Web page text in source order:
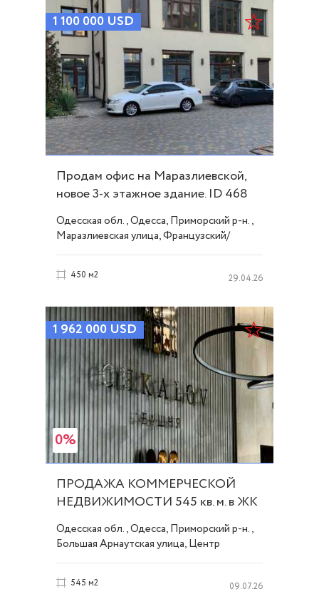
1 100 000 USD
Продам офис на Маразлиевской,
новое 3-х этажное здание. ID 468
Одесская обл., Одесса, Приморский р-н.,
Маразлиевская улица, Французский/
450 м2 29.04.26
1 962 000 USD
0%
ПРОДАЖА КОММЕРЧЕСКОЙ
НЕДВИЖИМОСТИ 545 кв. м. в ЖК
"Башня CHKALOV" ID 54321
Одесская обл., Одесса, Приморский р-н.,
Большая Арнаутская улица, Центр
545 м2 09.07.26